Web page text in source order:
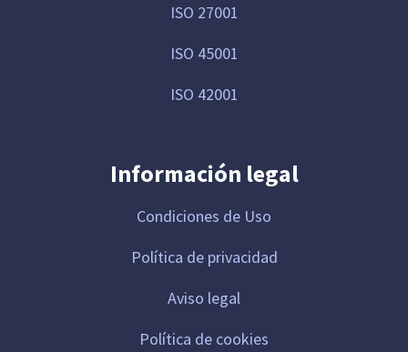
ISO 27001
ISO 45001
ISO 42001
Información legal
Condiciones de Uso
Política de privacidad
Aviso legal
Política de cookies